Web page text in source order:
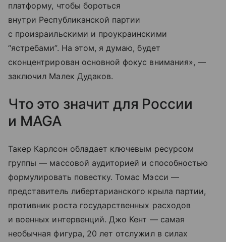
платформу, чтобы бороться
внутри Республиканской партии
с произраильскими и проукраинскими
“ястребами”. На этом, я думаю, будет
сконцентрирован основной фокус внимания», —
заключил Малек Дудаков.
Что это значит для России
и MAGA
Такер Карлсон обладает ключевым ресурсом
группы — массовой аудиторией и способностью
формулировать повестку. Томас Мэсси —
представитель либертарианского крыла партии,
противник роста государственных расходов
и военных интервенций. Джо Кент — самая
необычная фигура, 20 лет отслужил в силах